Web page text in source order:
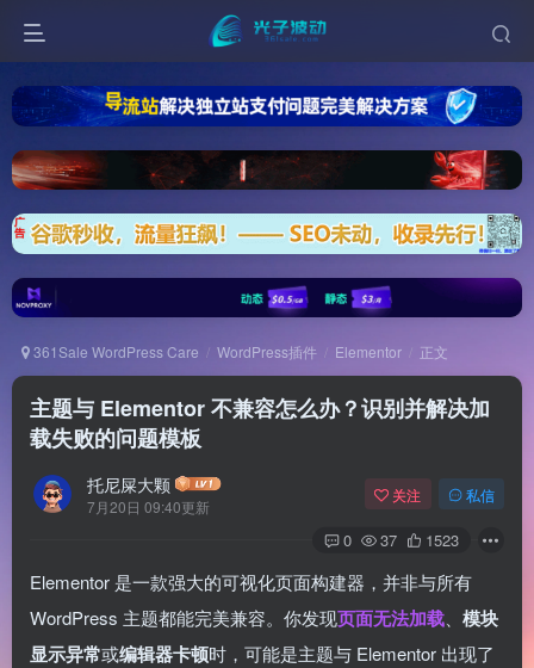
361Sale WordPress Care WordPress插件 Elementor 正文
主题与 Elementor 不兼容怎么办？识别并解决加
载失败的问题模板
托尼屎大颗
7月20日 09:40更新
关注 私信
0 37 1523
Elementor 是一款强大的可视化页面构建器，并非与所有
WordPress 主题都能完美兼容。你发现页面无法加载
模块
显示异常或编辑器卡顿时，可能是主题与 Elementor 出现了